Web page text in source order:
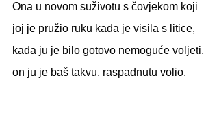
Ona u novom suživotu s čovjekom koji
joj je pružio ruku kada je visila s litice,
kada ju je bilo gotovo nemoguće voljeti,
on ju je baš takvu, raspadnutu volio.